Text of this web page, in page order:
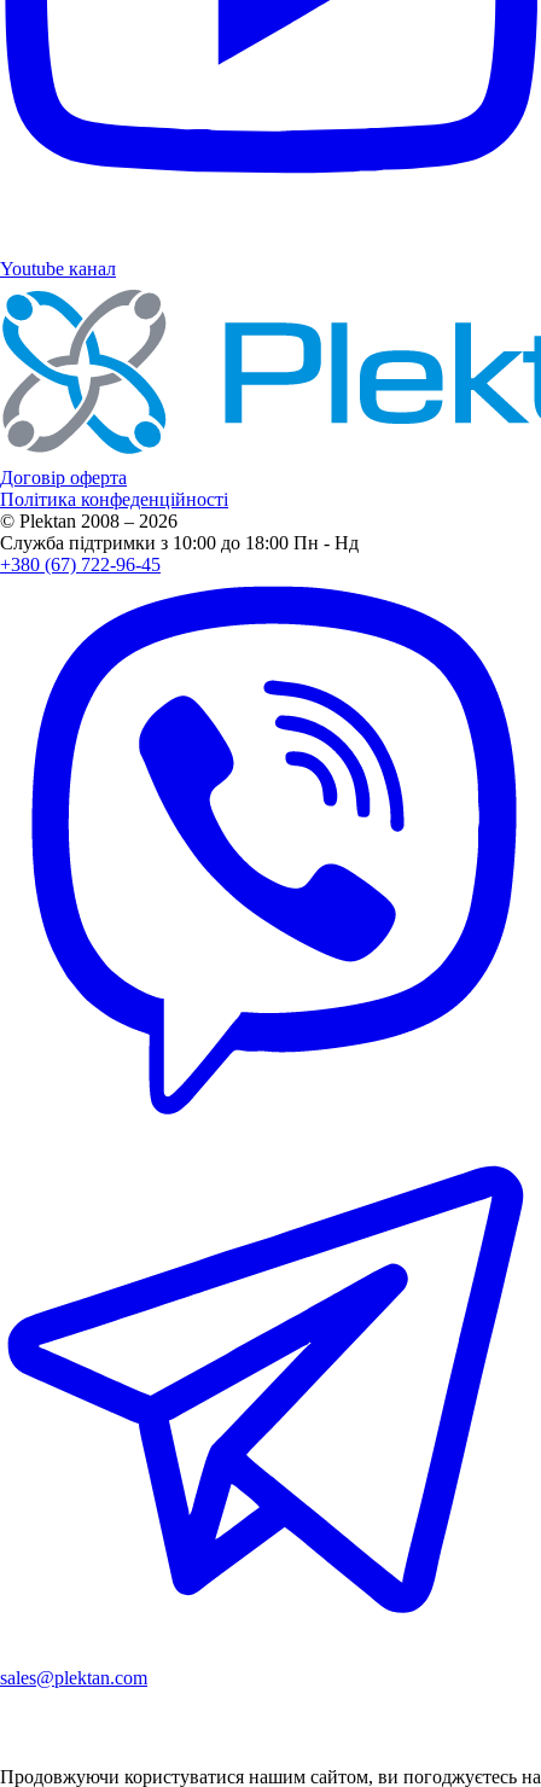
Youtube канал
Договір оферта
Політика конфеденційності
© Plektan 2008 – 2026
Служба підтримки з 10:00 до 18:00 Пн - Нд
+380 (67) 722-96-45
sales@plektan.com
Продовжуючи користуватися нашим сайтом, ви погоджуєтесь на